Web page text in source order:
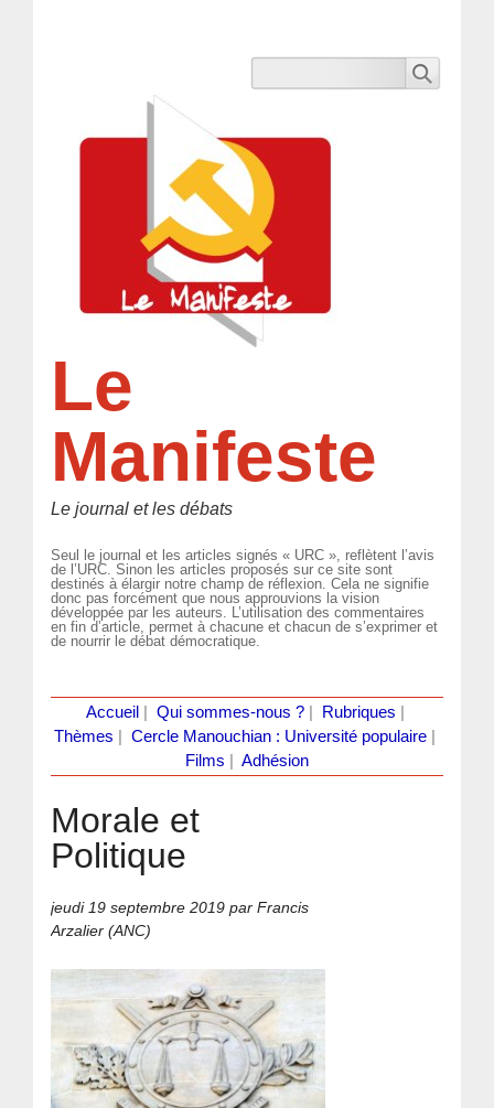
Le
Manifeste
Le journal et les débats
Seul le journal et les articles signés « URC », reflètent l’avis
de l’URC. Sinon les articles proposés sur ce site sont
destinés à élargir notre champ de réflexion. Cela ne signifie
donc pas forcément que nous approuvions la vision
développée par les auteurs. L’utilisation des commentaires
en fin d’article, permet à chacune et chacun de s’exprimer et
de nourrir le débat démocratique.
Accueil Qui sommes-nous ?| Rubriques
Thèmes
Cercle Manouchian : Université populaire
Films
Adhésion
Morale et
Politique
jeudi 19 septembre 2019 par Francis
Arzalier (ANC)